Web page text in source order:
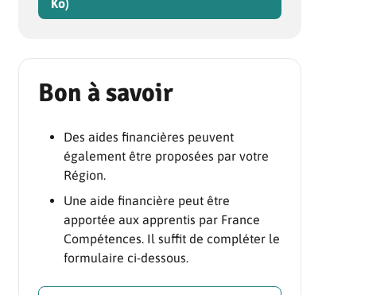
Ko)
Bon à savoir
Des aides financières peuvent
également être proposées par votre
Région.
Une aide financière peut être
apportée aux apprentis par France
Compétences. Il suffit de compléter le
formulaire ci-dessous.